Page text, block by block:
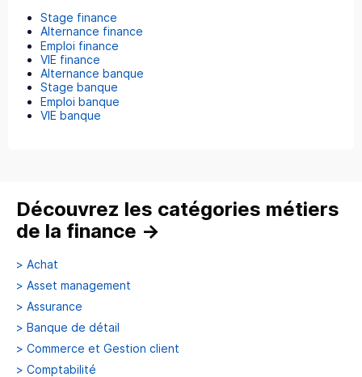
Stage finance
Alternance finance
Emploi finance
VIE finance
Alternance banque
Stage banque
Emploi banque
VIE banque
Découvrez les catégories métiers
de la finance →
> Achat
> Asset management
> Assurance
> Banque de détail
> Commerce et Gestion client
> Comptabilité